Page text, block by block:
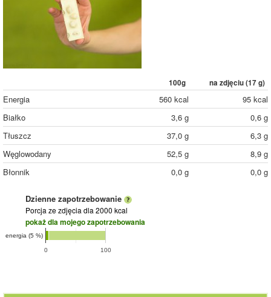
100g na zdjęciu (17g)
Energia 560 kcal
95 kcal
Białko
3,6 g
0,6 g
Tłuszcz
37,0 g
6,3 g
Węglowodany
52,5 g
8,9 g
Błonnik
0,0 g 0,0 g
Dzienne zapotrzebowanie
Porcja ze zdjęcia dla 2000 kcal
pokaż dla mojego zapotrzebowania
0 100
energia (5 %)